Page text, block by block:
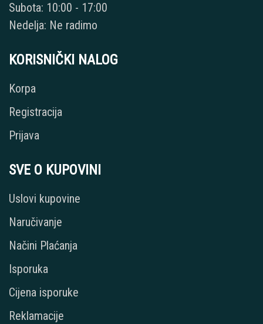
Subota: 10:00 - 17:00
Nedelja: Ne radimo
KORISNIČKI NALOG
Korpa
Registracija
Prijava
SVE O KUPOVINI
Uslovi kupovine
Naručivanje
Načini Plaćanja
Isporuka
Cijena isporuke
Reklamacije